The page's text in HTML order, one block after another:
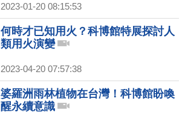
2023-01-20 08:15:53
何時才已知用火？科博館特展探討人
類用火演變
2023-04-20 07:57:38
婆羅洲雨林植物在台灣！科博館盼喚
醒永續意識